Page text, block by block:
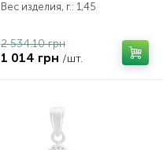
Вес изделия, г.: 1,45
2 534.10 грн
1 014 грн /шт.